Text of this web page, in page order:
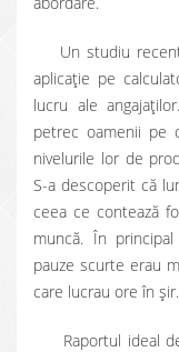
Un studiu recent
aplicație pe
lucru ale
petrec oamenii pe
nivelurile lor de
S-a descoperit că
ceea ce contează
muncă. În
pauze scurte erau
care lucrau ore în șir.
Raportul ideal